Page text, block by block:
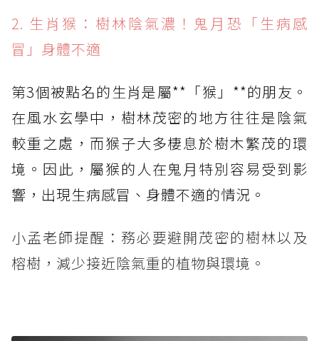
2. 生肖猴：樹林陰氣濃！鬼月恐「生病感
冒」身體不適
第3個被點名的生肖是屬**「猴」**的朋友。
在風水玄學中，樹林茂密的地方往往是陰氣
較重之處，而猴子大多棲息於樹木繁茂的環
境。因此，屬猴的人在鬼月特別容易受到影
響，出現生病感冒、身體不適的情況。
小孟老師提醒：務必要避開茂密的樹林以及
榕樹，減少接近陰氣重的植物與環境。